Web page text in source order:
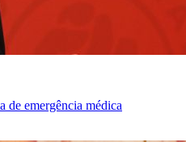
de emergência médica